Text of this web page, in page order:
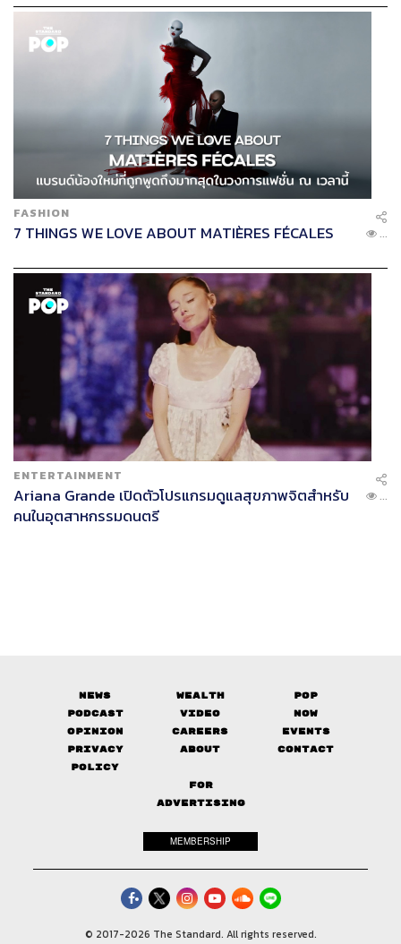
FASHION
7 THINGS WE LOVE ABOUT MATIÈRES FÉCALES ...
ENTERTAINMENT
Ariana Grande เปิดตัวโปรแกรมดูแลสุขภาพจิตสำหรับ
คนในอุตสาหกรรมดนตรี
...
News Wealth
Pop
Podcast
Video
Now
Opinion
Careers
Events
Privacy
Policy
About Contact
FOR
ADVERTISING
MEMBERSHIP
© 2017-2026 The Standard. All rights reserved.